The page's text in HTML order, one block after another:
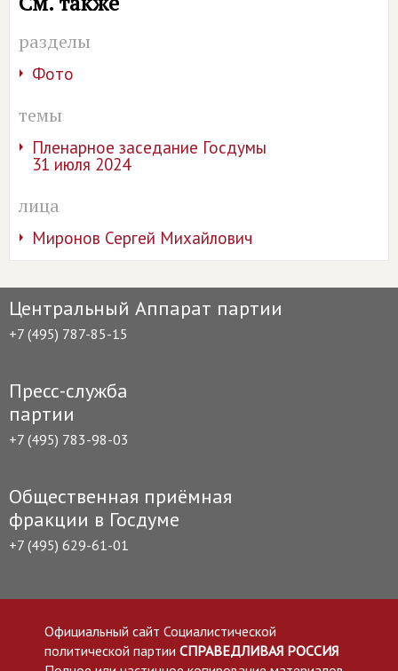
разделы
Фото
темы
Пленарное заседание Госдумы
31 июля 2024
лица
Миронов Сергей Михайлович
Центральный Аппарат партии
+7 (495) 787-85-15
Пресс-служба
партии
+7 (495) 783-98-03
Общественная приёмная
фракции в Госдуме
+7 (495) 629-61-01
Официальный сайт Социалистической
политической партии СПРАВЕДЛИВАЯ РОССИЯ